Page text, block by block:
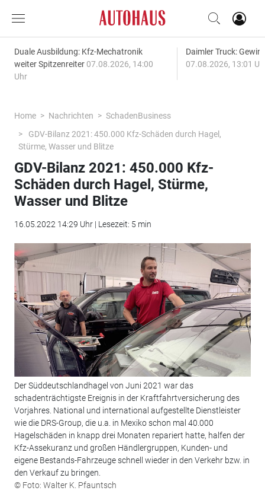
Duale Ausbildung: Kfz-Mechatronik
weiter Spitzenreiter 07.08.2026, 14:00
Uhr
Daimler Truck:
07.08.2026, 13:01
Home Nachrichten
SchadenBusiness
GDV-Bilanz 2021: 450.000 Kfz-Schäden durch Hagel,
Stürme, Wasser und Blitze
GDV-Bilanz 2021: 450.000 Kfz-
Schäden durch Hagel, Stürme,
Wasser und Blitze
16.05.2022 14:29 Uhr | Lesezeit: 5 min
Der Süddeutschlandhagel von Juni 2021 war das
schadenträchtigste Ereignis in der Kraftfahrtversicherung des
Vorjahres. National und international aufgestellte Dienstleister
wie die DRS-Group, die u.a. in Mexiko schon mal 40.000
Hagelschäden in knapp drei Monaten repariert hatte, halfen der
Kfz-Assekuranz und großen Händlergruppen, Kunden- und
eigene Bestands-Fahrzeuge schnell wieder in den Verkehr bzw. in
den Verkauf zu bringen.
© Foto: Walter K. Pfauntsch